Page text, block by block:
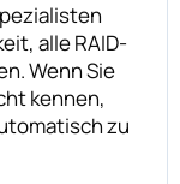
alle RAID-
Wenn Sie
kennen,
zu